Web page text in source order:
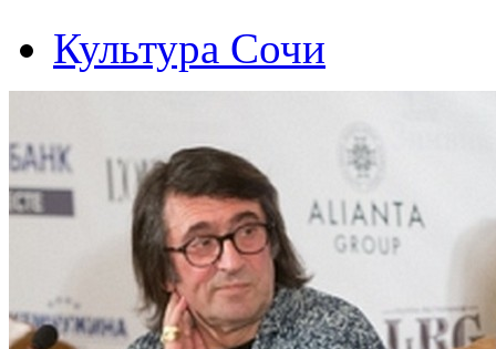
Культура Сочи